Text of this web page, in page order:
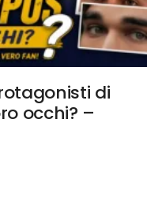
di
occhi? –